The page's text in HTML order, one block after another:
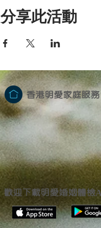
分享此活動
香港明愛家庭服務
歡迎下載明愛婚姻體檢